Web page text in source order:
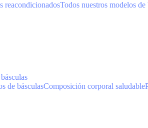
reacondicionadosTodos nuestros modelos de
de básculasComposición corporal saludable